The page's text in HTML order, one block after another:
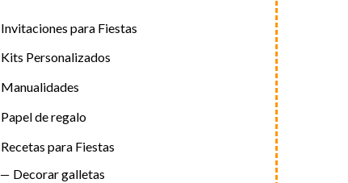
Invitaciones para Fiestas
Kits Personalizados
Manualidades
Papel de regalo
Recetas para Fiestas
Decorar galletas